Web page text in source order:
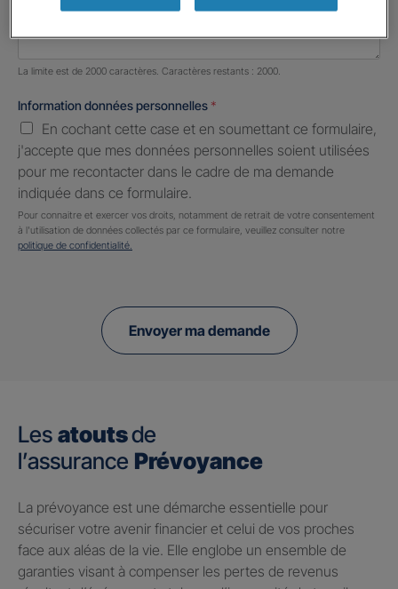
Nombre de caractères restants :2000 caractères restants
La limite est de 2000 caractères. Caractères restants : 2000.
Information données personnelles *
En cochant cette case et en soumettant ce formulaire,
j'accepte que mes données personnelles soient utilisées
pour me recontacter dans le cadre de ma demande
indiquée dans ce formulaire.
Pour connaitre et exercer vos droits, notamment de retrait de votre consentement
à l'utilisation de données collectés par ce formulaire, veuillez consulter notre
politique de confidentialité.
Envoyer ma demande
Les atoutsde
l’assurance Prévoyance
​La prévoyance est une démarche essentielle pour
sécuriser votre avenir financier et celui de vos proches
face aux aléas de la vie. Elle englobe un ensemble de
garanties visant à compenser les pertes de revenus